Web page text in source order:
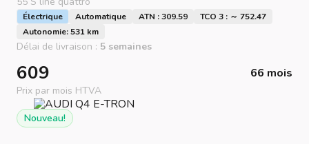
Électrique Automatique ATN : 309.59
TCO 3 : ～ 752.47
Autonomie: 531 km
Délai de livraison : 5 semaines
609 66 mois
Prix par mois HTVA
Nouveau!